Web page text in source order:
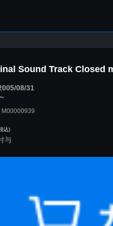
Sound Track Closed
08/31
～
M00000939
込)
与